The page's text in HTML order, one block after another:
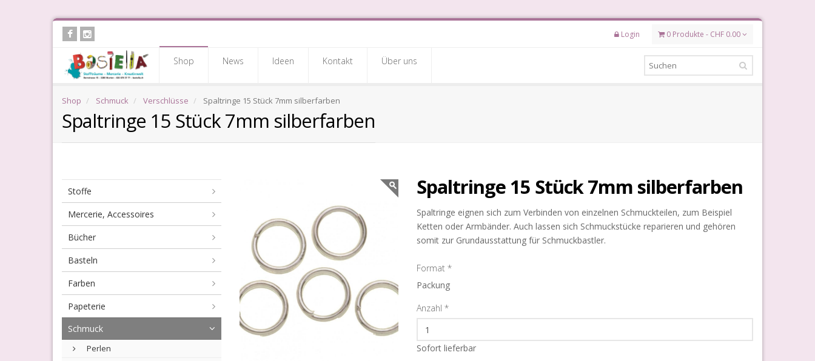
Skip
content
Login 0 Produkte - CHF 0.00
Shop News Ideen Kontakt Über uns
Shop Schmuck Verschlüsse Spaltringe 15 Stück 7mm silberfarben
Spaltringe 15 Stück 7mm silberfarben
Stoffe
Mercerie, Accessoires
Bücher
Basteln
Farben
Papeterie
Schmuck
Perlen
Spaltringe 15 Stück 7mm silberfarben
Spaltringe eignen sich zum Verbinden von einzelnen Schmuckteilen, zum Beispiel
Ketten oder Armbänder. Auch lassen sich Schmuckstücke reparieren und gehören
somit zur Grundausstattung für Schmuckbastler.
Format*
Packung
Anzahl *
Sofort lieferbar